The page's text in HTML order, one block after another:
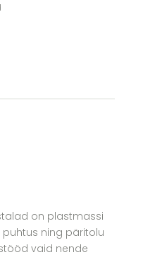
on plastmassi
ning päritolu
vaid nende